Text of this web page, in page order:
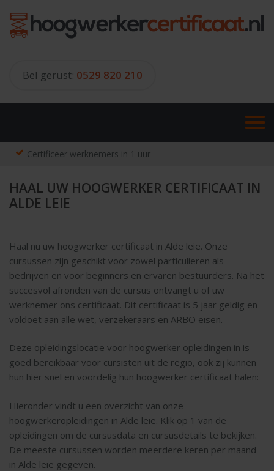
content
Bel gerust: 0529 820 210
Certificeer werknemers in 1 uur
HAAL UW HOOGWERKER CERTIFICAAT IN
ALDE LEIE
Haal nu uw hoogwerker certificaat in Alde leie. Onze
cursussen zijn geschikt voor zowel particulieren als
bedrijven en voor beginners en ervaren bestuurders. Na het
succesvol afronden van de cursus ontvangt u of uw
werknemer ons certificaat. Dit certificaat is 5 jaar geldig en
voldoet aan alle wet, verzekeraars en ARBO eisen.
Deze opleidingslocatie voor hoogwerker opleidingen in is
goed bereikbaar voor cursisten uit de regio, ook zij kunnen
hun hier snel en voordelig hun hoogwerker certificaat halen:
Hieronder vindt u een overzicht van onze
hoogwerkeropleidingen in Alde leie. Klik op 1 van de
opleidingen om de cursusdata en cursusdetails te bekijken.
De meeste cursussen worden meerdere keren per maand
in Alde leie gegeven.